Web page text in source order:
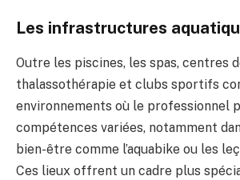
Les infrastructures
Outre les piscines, les spas, centres
thalassothérapie et clubs sportifs
environnements où le professionnel
compétences variées, notamment
bien-être comme l’aquabike ou les
Ces lieux offrent un cadre plus